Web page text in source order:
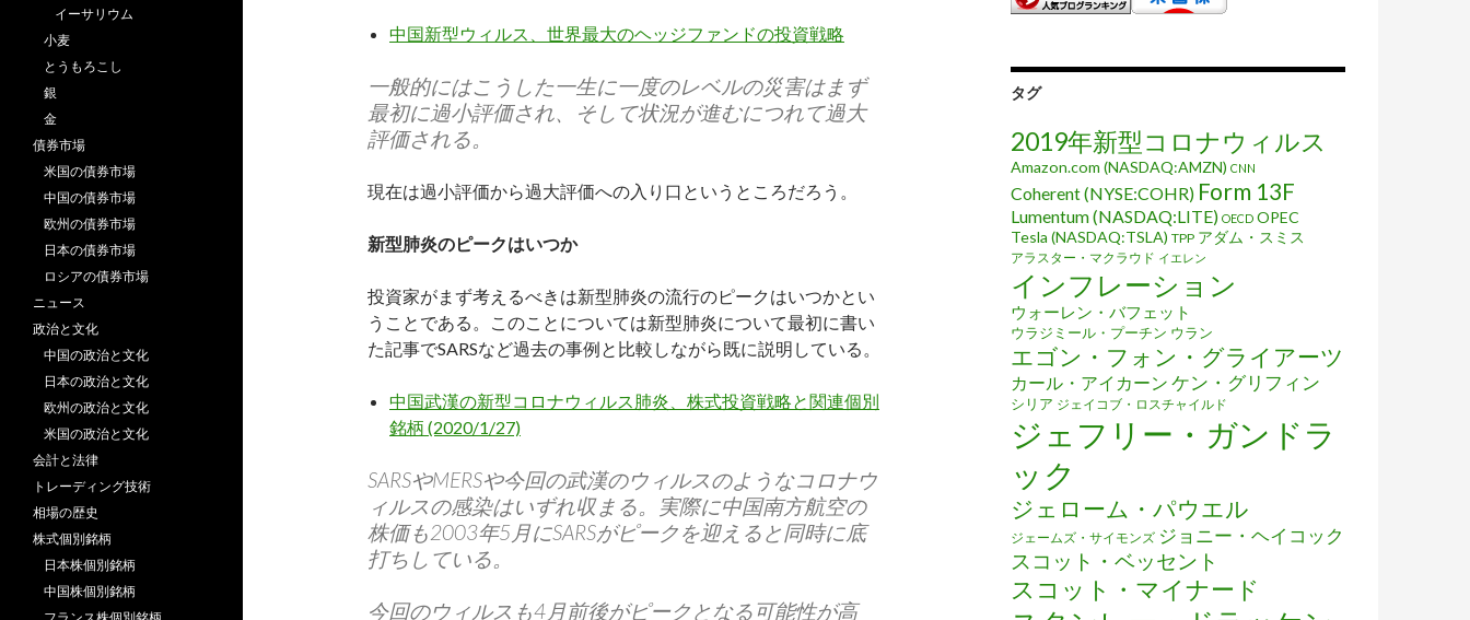
中国新型ウィルス、世界最大のヘッジファンドの投資戦略
一般的にはこうした一生に一度のレベルの災害はまず
最初に過小評価され、そして状況が進むにつれて過大
評価される。
現在は過小評価から過大評価への入り口というところだろう。
新型肺炎のピークはいつか
投資家がまず考えるべきは新型肺炎の流行のピークはいつかとい
うことである。このことについては新型肺炎について最初に書い
た記事でSARSなど過去の事例と比較しながら既に説明している。
中国武漢の新型コロナウィルス肺炎、株式投資戦略と関連個別
銘柄 (2020/1/27)
SARSやMERSや今回の武漢のウィルスのようなコロナウ
ィルスの感染はいずれ収まる。実際に中国南方航空の
株価も2003年5月にSARSがピークを迎えると同時に底
打ちしている。
今回のウィルスも4月前後がピークとなる可能性が高
タグ
2019年新型コロナウィルス
Amazon.com (NASDAQ:AMZN) CNN
Coherent (NYSE:COHR) Form 13F
Lumentum (NASDAQ:LITE) OECD OPEC
Tesla (NASDAQ:TSLA) TPP アダム・スミス
アラスター・マクラウド イエレン
インフレーション
ウォーレン・バフェット
ウラジミール・プーチン ウラン
エゴン・フォン・グライアーツ
カール・アイカーン ケン・グリフィン
シリア ジェイコブ・ロスチャイルド
ジェフリー・ガンドラ
ック
ジェローム・パウエル
ジェームズ・サイモンズ ジョニー・ヘイコック
スコット・ベッセント
スコット・マイナード
イーサリウム
小麦
とうもろこし
銀
金
債券市場
米国の債券市場
中国の債券市場
欧州の債券市場
日本の債券市場
ロシアの債券市場
ニュース
政治と文化
中国の政治と文化
日本の政治と文化
欧州の政治と文化
米国の政治と文化
会計と法律
トレーディング技術
相場の歴史
株式個別銘柄
日本株個別銘柄
中国株個別銘柄